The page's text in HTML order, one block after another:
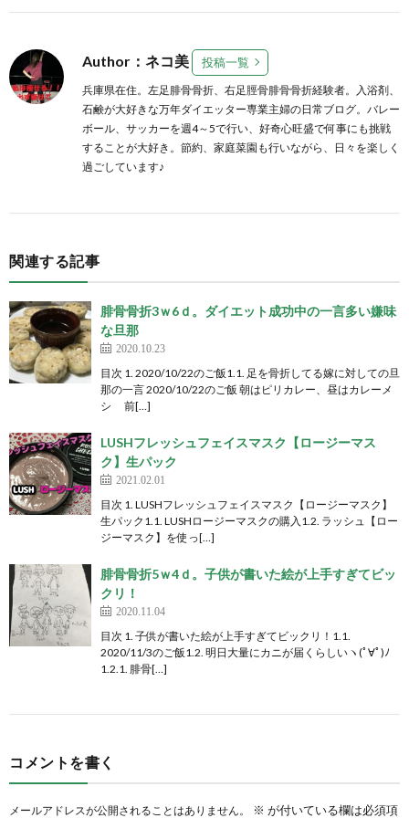
Author：ネコ美 投稿一覧
兵庫県在住。左足腓骨骨折、右足脛骨腓骨骨折経験者。入浴剤、
石鹸が大好きな万年ダイエッター専業主婦の日常ブログ。バレー
ボール、サッカーを週4～5で行い、好奇心旺盛で何事にも挑戦
することが大好き。節約、家庭菜園も行いながら、日々を楽しく
過ごしています♪
関連する記事
腓骨骨折3ｗ6ｄ。ダイエット成功中の一言多い嫌味
な旦那
2020.10.23
目次 1. 2020/10/22のご飯1.1. 足を骨折してる嫁に対しての旦
那の一言 2020/10/22のご飯 朝はピリカレー、昼はカレーメ
シ 前[…]
LUSHフレッシュフェイスマスク【ロージーマス
ク】生パック
2021.02.01
目次 1. LUSHフレッシュフェイスマスク【ロージーマスク】
生パック1.1. LUSHロージーマスクの購入1.2. ラッシュ【ロー
ジーマスク】を使っ[…]
腓骨骨折5ｗ4ｄ。子供が書いた絵が上手すぎてビッ
クリ！
2020.11.04
目次 1. 子供が書いた絵が上手すぎてビックリ！1.1.
2020/11/3のご飯1.2. 明日大量にカニが届くらしいヽ(ﾟ∀ﾟ)ﾉ
1.2.1. 腓骨[…]
コメントを書く
メールアドレスが公開されることはありません。 ※ が付いている欄は必須項